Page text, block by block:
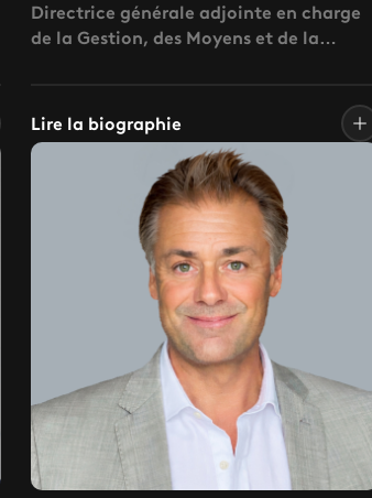
Directrice générale adjointe en charge
de la Gestion, des Moyens et de la
Lire la biographie